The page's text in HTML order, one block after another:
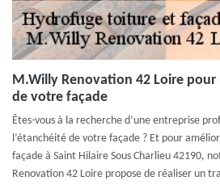
M.Willy Renovation 42 Loire pour
de votre façade
Êtes-vous à la recherche d’une entreprise
l’étanchéité de votre façade ? Et pour
façade à Saint Hilaire Sous Charlieu 42190,
Renovation 42 Loire propose de réaliser un